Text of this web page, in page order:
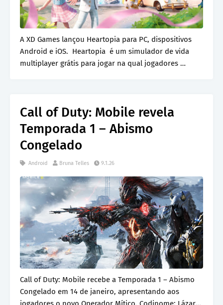
A XD Games lançou Heartopia para PC, dispositivos
Android e iOS. Heartopia é um simulador de vida
multiplayer grátis para jogar na qual jogadores …
Call of Duty: Mobile revela
Temporada 1 – Abismo
Congelado
Android Bruna Telles 9.1.26
Call of Duty: Mobile recebe a Temporada 1 – Abismo
Congelado em 14 de janeiro, apresentando aos